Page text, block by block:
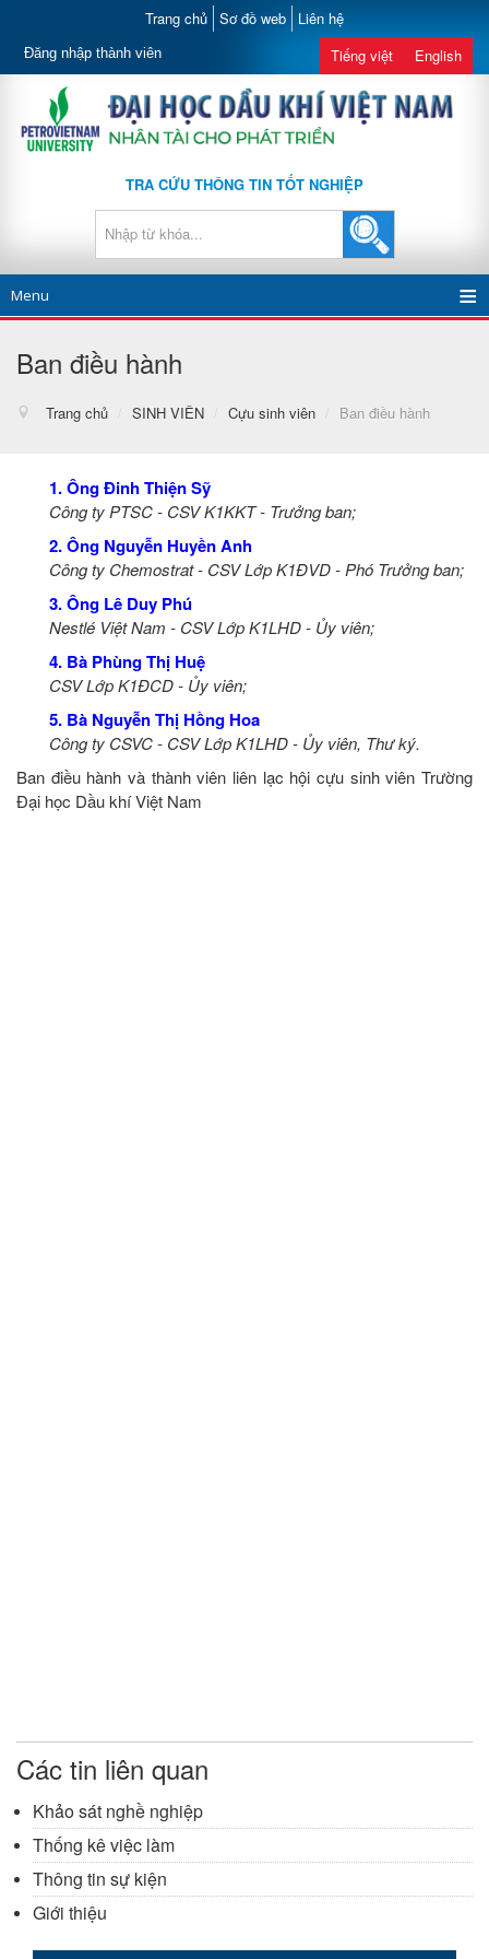
Trang chủ Sơ đồ web Liên hệ
Đăng nhập thành viên Tiếng việt English
TRA CỨU THÔNG TIN TỐT NGHIỆP
Menu
Ban điều hành
Trang chủ / SINH VIÊN / Cựu sinh viên / Ban điều hành
1. Ông Đinh Thiện Sỹ
Công ty PTSC - CSV K1KKT - Trưởng ban;
2. Ông Nguyễn Huyền Anh
Công ty Chemostrat - CSV Lớp K1ĐVD - Phó Trưởng ban;
3. Ông Lê Duy Phú
Nestlé Việt Nam - CSV Lớp K1LHD - Ủy viên;
4. Bà Phùng Thị Huệ
CSV Lớp K1ĐCD - Ủy viên;
5. Bà Nguyễn Thị Hồng Hoa
Công ty CSVC - CSV Lớp K1LHD - Ủy viên, Thư ký.
Ban điều hành và thành viên liên lạc hội cựu sinh viên Trường
Đại học Dầu khí Việt Nam
Các tin liên quan
Khảo sát nghề nghiệp
Thống kê việc làm
Thông tin sự kiện
Giới thiệu